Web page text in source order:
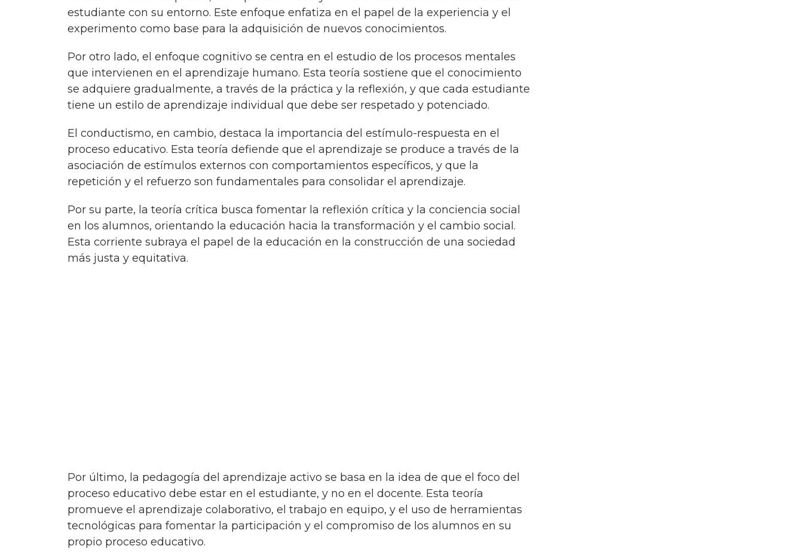
estudiante con su entorno. Este enfoque enfatiza en el papel de la experiencia y el
experimento como base para la adquisición de nuevos conocimientos.
Por otro lado, el enfoque cognitivo se centra en el estudio de los procesos mentales
que intervienen en el aprendizaje humano. Esta teoría sostiene que el conocimiento
se adquiere gradualmente, a través de la práctica y la reflexión, y que cada estudiante
tiene un estilo de aprendizaje individual que debe ser respetado y potenciado.
El conductismo, en cambio, destaca la importancia del estímulo-respuesta en el
proceso educativo. Esta teoría defiende que el aprendizaje se produce a través de la
asociación de estímulos externos con comportamientos específicos, y que la
repetición y el refuerzo son fundamentales para consolidar el aprendizaje.
Por su parte, la teoría crítica busca fomentar la reflexión crítica y la conciencia social
en los alumnos, orientando la educación hacia la transformación y el cambio social.
Esta corriente subraya el papel de la educación en la construcción de una sociedad
más justa y equitativa.
Por último, la pedagogía del aprendizaje activo se basa en la idea de que el foco del
proceso educativo debe estar en el estudiante, y no en el docente. Esta teoría
promueve el aprendizaje colaborativo, el trabajo en equipo, y el uso de herramientas
tecnológicas para fomentar la participación y el compromiso de los alumnos en su
propio proceso educativo.